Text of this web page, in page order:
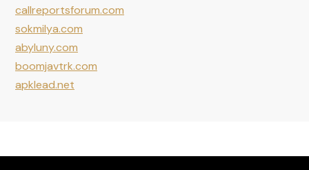
callreportsforum.com
sokmilya.com
abyluny.com
boomjavtrk.com
apklead.net